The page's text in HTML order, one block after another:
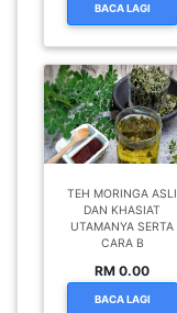
BACA LAGI
TEH MORINGA ASLI
DAN KHASIAT
UTAMANYA SERTA
CARA B
RM 0.00
BACA LAGI